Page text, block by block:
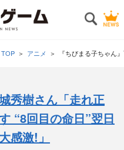
アニメ 『ちびまる子ちゃん
秀樹さん「走れ正
“8回目の命日”翌日
感激!」